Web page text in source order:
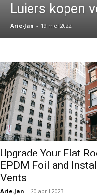
Luiers kopen
Arie-Jan - 19 mei 2022
Upgrade Your Flat
EPDM Foil and
Vents
Arie-Jan - 20 april 2023